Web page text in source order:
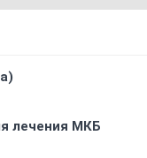
лечения МКБ